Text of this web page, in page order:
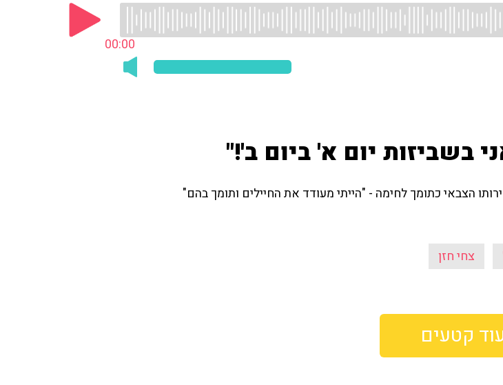
00:00
בשביזות יום א' ביום ב'!"
הצבאי כתומך לחימה - "הייתי מעודד את החיילים ותומך בהם"
צחי חזן
קטעים